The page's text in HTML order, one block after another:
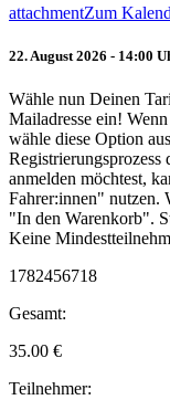
attachmentZum
22. August 2026 - 14:00
Wähle nun Deinen
Mailadresse ein!
wähle diese Option
anmelden möchtest,
Fahrer:innen" nutzen.
"In den Warenkorb".
Keine
1782456718
Gesamt:
35.00 €
Teilnehmer: